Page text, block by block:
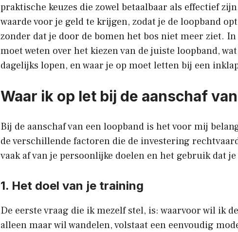
praktische keuzes die zowel betaalbaar als effectief
waarde voor je geld te krijgen, zodat je de loopband
zonder dat je door de bomen het bos niet meer ziet.
moet weten over het kiezen van de juiste loopband,
dagelijks lopen, en waar je op moet letten bij een
Waar ik op let bij de aanschaf
Bij de aanschaf van een loopband is het voor mij
de verschillende factoren die de investering
vaak af van je persoonlijke doelen en het gebruik dat
1. Het doel van je training
De eerste vraag die ik mezelf stel, is: waarvoor wil ik
alleen maar wil wandelen, volstaat een eenvoudig